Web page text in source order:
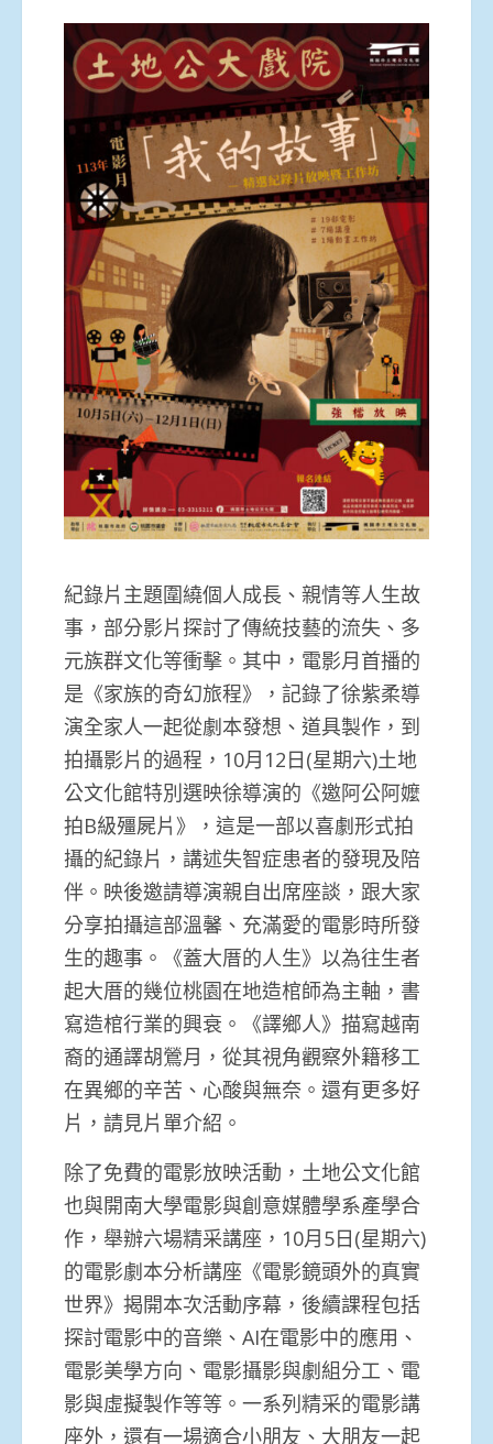
紀錄片主題圍繞個人成長、親情等人生故
事，部分影片探討了傳統技藝的流失、多
元族群文化等衝擊。其中，電影月首播的
是《家族的奇幻旅程》，記錄了徐紫柔導
演全家人一起從劇本發想、道具製作，到
拍攝影片的過程，10月12日(星期六)土地
公文化館特別選映徐導演的《邀阿公阿嬤
拍B級殭屍片》，這是一部以喜劇形式拍
攝的紀錄片，講述失智症患者的發現及陪
伴。映後邀請導演親自出席座談，跟大家
分享拍攝這部溫馨、充滿愛的電影時所發
生的趣事。《蓋大厝的人生》以為往生者
起大厝的幾位桃園在地造棺師為主軸，書
寫造棺行業的興衰。《譯鄉人》描寫越南
裔的通譯胡鶯月，從其視角觀察外籍移工
在異鄉的辛苦、心酸與無奈。還有更多好
片，請見片單介紹。
除了免費的電影放映活動，土地公文化館
也與開南大學電影與創意媒體學系產學合
作，舉辦六場精采講座，10月5日(星期六)
的電影劇本分析講座《電影鏡頭外的真實
世界》揭開本次活動序幕，後續課程包括
探討電影中的音樂、AI在電影中的應用、
電影美學方向、電影攝影與劇組分工、電
影與虛擬製作等等。一系列精采的電影講
座外，還有一場適合小朋友、大朋友一起